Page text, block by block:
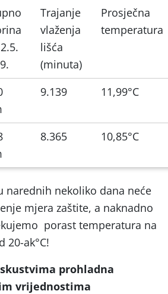
Trajanje
vlaženja
lišća
(minuta)
Prosječna
temperatura
9.139 11,99°C
8.365 10,85°C
narednih nekoliko dana neće
mjera zaštite, a naknadno
porast temperatura na
20-ak°C!
prohladna
vrijednostima